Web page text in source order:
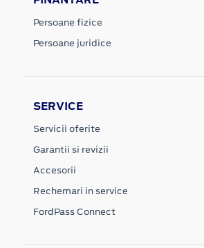
Persoane fizice
Persoane juridice
SERVICE
Servicii oferite
Garantii si revizii
Accesorii
Rechemari in service
FordPass Connect